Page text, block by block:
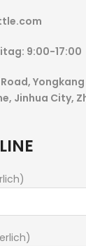
9:00-17:00
Jinhua City,